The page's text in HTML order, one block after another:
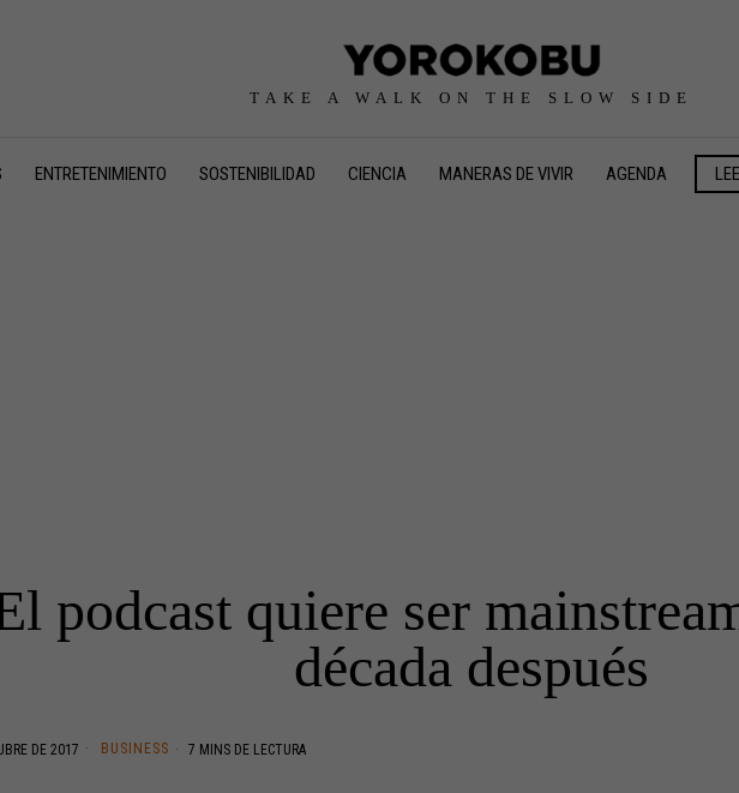
TAKE A WALK ON THE SLOW SIDE
ENTRETENIMIENTO SOSTENIBILIDAD CIENCIA MANERAS DE VIVIR AGENDA
podcast quiere ser
década después
DE 2017 BUSINESS 7 MINS DE LECTURA